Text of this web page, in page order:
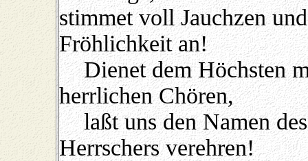
stimmet voll Jauchzen und
Fröhlichkeit an!
Dienet dem Höchsten
herrlichen Chören,
laßt uns den Namen des
Herrschers verehren!